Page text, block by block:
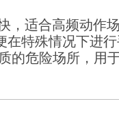
适合高频动作场
特殊情况下进行
的危险场所，用